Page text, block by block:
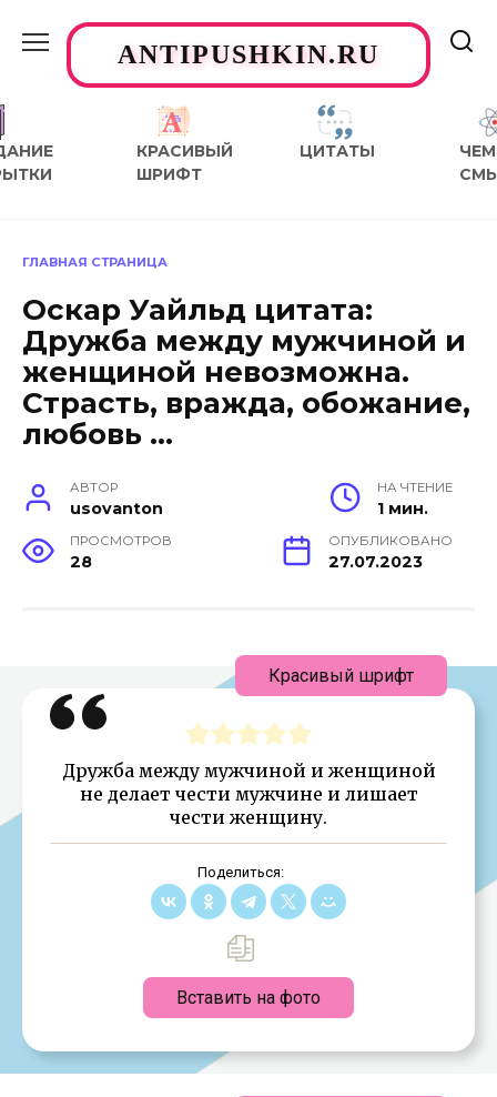
содержаниюANTIPUSHKIN.RU
КРАСИВЫЙ
ШРИФТ
ЦИТАТЫ
ЧЕМ
ГЛАВНАЯ СТРАНИЦА
Оскар Уайльд цитата:
Дружба между мужчиной и
женщиной невозможна.
Страсть, вражда, обожание,
любовь …
АВТОР
usovanton
НА ЧТЕНИЕ
1 мин.
ПРОСМОТРОВ
28
ОПУБЛИКОВАНО
27.07.2023
Дружба между мужчиной и женщиной
не делает чести мужчине и лишает
чести женщину.
Поделиться:
Вставить на фото
Красивый шрифт